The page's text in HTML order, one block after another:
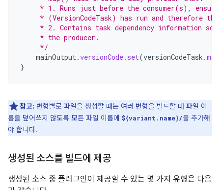
* 1. Runs just before the consumer(s),
* (VersionCodeTask) has run and therefore
* 2. Contains task dependency information so
     * the producer.
     */
mainOutput.versionCode. set(versionCodeTask .map
}
참고: 변형별로 파일을 생성할 때는 여러 변형을 빌드할 때 파일 이
름을 덮어쓰지 않도록 모든 파일 이름에 ${variant.name}/을 추가해
야 합니다.
생성된 소스를 빌드에 제공
생성된 소스 중 플러그인이 제공할 수 있는 몇 가지 유형은 다음